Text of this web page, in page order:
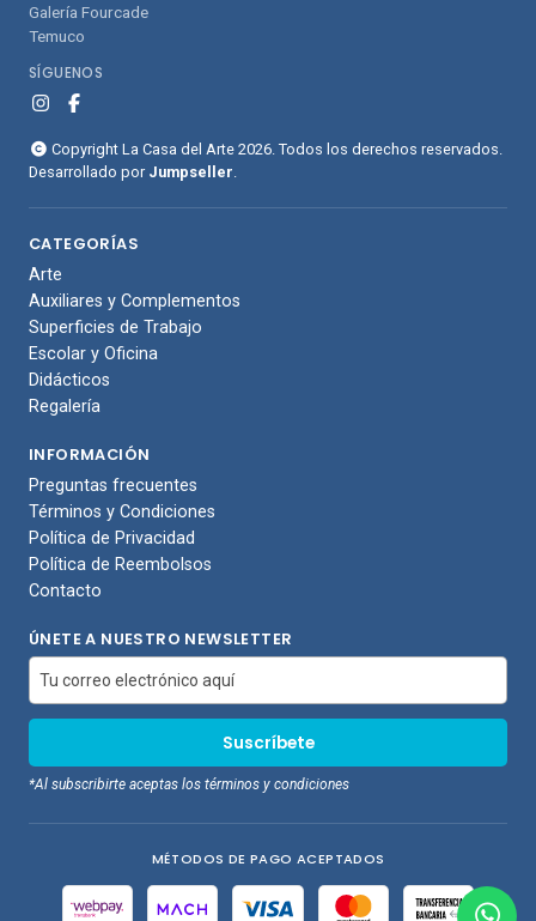
Galería Fourcade
Temuco
SÍGUENOS
Copyright La Casa del Arte 2026. Todos los derechos reservados.
Desarrollado por Jumpseller
CATEGORÍAS
Arte
Auxiliares y Complementos
Superficies de Trabajo
Escolar y Oficina
Didácticos
Regalería
INFORMACIÓN
Preguntas frecuentes
Términos y Condiciones
Política de Privacidad
Política de Reembolsos
Contacto
ÚNETE A NUESTRO NEWSLETTER
*Al subscribirte aceptas los términos y condiciones
MÉTODOS DE PAGO ACEPTADOS